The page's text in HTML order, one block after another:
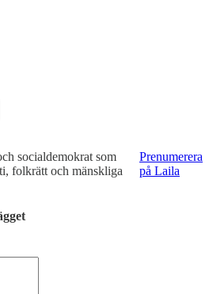
socialdemokrat som
folkrätt och mänskliga
Prenumerera
på Laila